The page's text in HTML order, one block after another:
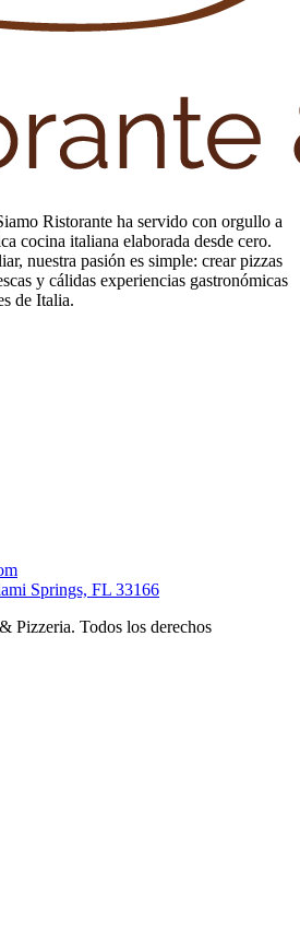
Ristorante ha servido con orgullo a
cocina italiana elaborada desde cero.
nuestra pasión es simple: crear pizzas
y cálidas experiencias gastronómicas
de Italia.
Springs, FL 33166
Pizzeria. Todos los derechos